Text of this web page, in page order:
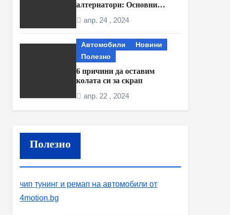
алтернатори: Основни
апр. 24 , 2024
Автомобили
Новини
Полезно
6 причини да оставим
колата си за скрап
апр. 22 , 2024
Полезно
чип тунинг и ремап на автомобили от
4motion.bg